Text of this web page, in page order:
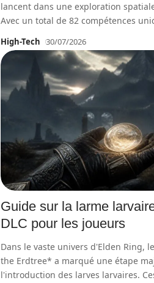
lancent dans une exploration
Avec un total de 82 compétences
High-Tech 30/07/2026
Guide sur la larme
DLC pour les joueurs
Dans le vaste univers d'Elden Ring,
the Erdtree* a marqué une étape
l'introduction des larves larvaires.